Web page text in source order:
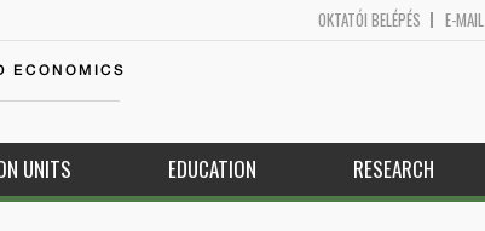
OKTATÓI BELÉPÉS E-MAIL
ECONOMICS
UNITS EDUCATION RESEARCH